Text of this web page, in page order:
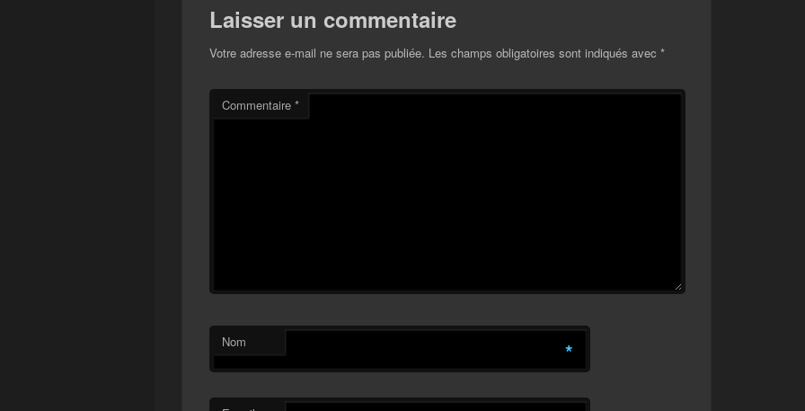
Laisser un commentaire
Votre adresse e-mail ne sera pas publiée. Les champs obligatoires sont indiqués avec *
Commentaire *
Nom *